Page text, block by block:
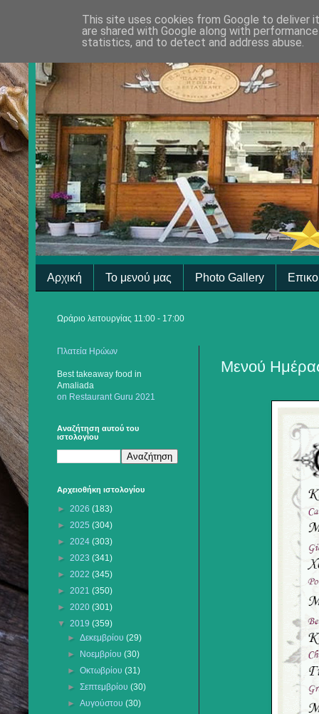
Αρχική Το μενού μας Photo Gallery
Ωράριο λειτουργίας 11:00 - 17:00
Μενού
Πλατεία Ηρώων
Best takeaway food in
Amaliada
on Restaurant Guru 2021
Αναζήτηση αυτού του
ιστολογίου
Αρχειοθήκη ιστολογίου
► 2026 (183)
► 2025 (304)
► 2024 (303)
► 2023 (341)
► 2022 (345)
► 2021 (350)
► 2020 (301)
▼ 2019 (359)
►Δεκεμβρίου(29)
►
Νοεμβρίου(30)
►Οκτωβρίου(31)
►Σεπτεμβρίου(30)
►Αυγούστου(30)
This site uses cookies from Google to deliver
are shared with Google along with
statistics, and to detect and address abuse.